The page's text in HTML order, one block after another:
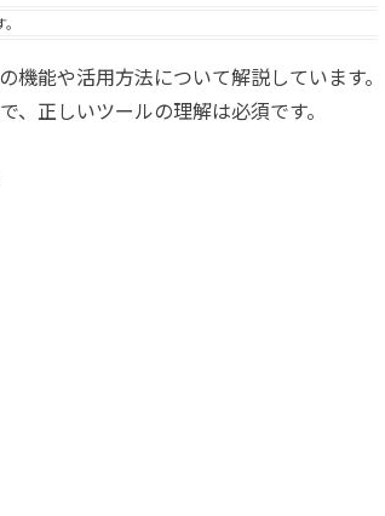
機能や活用方法について解説しています。
正しいツールの理解は必須です。